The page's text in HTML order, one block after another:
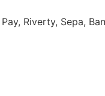
Riverty, Sepa,